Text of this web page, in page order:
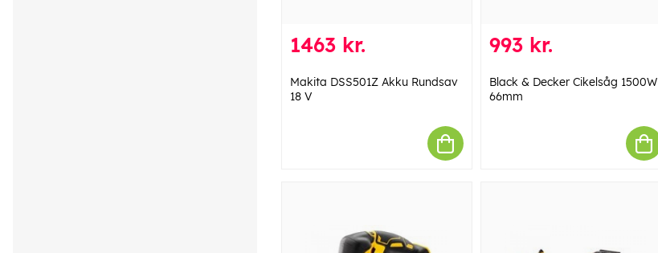
1463 kr.
Makita DSS501Z Akku Rundsav
18 V
993 kr.
Black & Decker Cikelsåg 1500W
66mm